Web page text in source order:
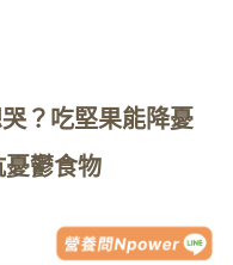
？吃堅果能降憂
鬱食物